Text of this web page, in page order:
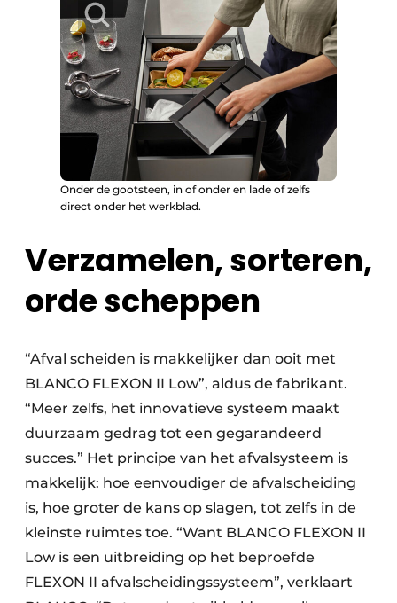
Onder de gootsteen, in of onder en lade of zelfs
direct onder het werkblad.
Verzamelen, sorteren,
orde scheppen
“Afval scheiden is makkelijker dan ooit met
BLANCO FLEXON II Low”, aldus de fabrikant.
“Meer zelfs, het innovatieve systeem maakt
duurzaam gedrag tot een gegarandeerd
succes.” Het principe van het afvalsysteem is
makkelijk: hoe eenvoudiger de afvalscheiding
is, hoe groter de kans op slagen, tot zelfs in de
kleinste ruimtes toe. “Want BLANCO FLEXON II
Low is een uitbreiding op het beproefde
FLEXON II afvalscheidingssysteem”, verklaart